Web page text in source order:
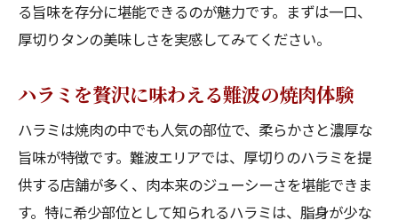
る旨味を存分に堪能できるのが魅力です。まずは一口、
厚切りタンの美味しさを実感してみてください。
ハラミを贅沢に味わえる難波の焼肉体験
ハラミは焼肉の中でも人気の部位で、柔らかさと濃厚な
旨味が特徴です。難波エリアでは、厚切りのハラミを提
供する店舗が多く、肉本来のジューシーさを堪能できま
す。特に希少部位として知られるハラミは、脂身が少な